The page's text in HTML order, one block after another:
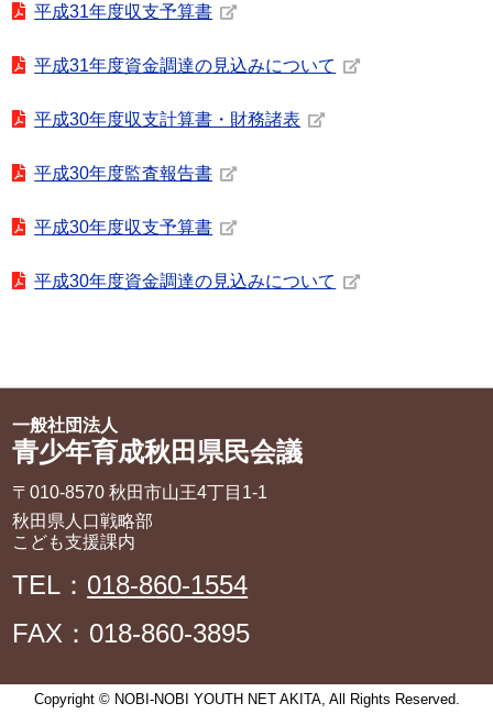
平成31年度収支予算書
平成31年度資金調達の見込みについて
平成30年度収支計算書・財務諸表
平成30年度監査報告書
平成30年度収支予算書
平成30年度資金調達の見込みについて
一般社団法人
青少年育成秋田県民会議
〒010-8570 秋田市山王4丁目1‐1
秋田県人口戦略部
こども支援課内
TEL： 018-860-1554
FAX：018-860-3895
Copyright © NOBI-NOBI YOUTH NET AKITA, All Rights Reserved.